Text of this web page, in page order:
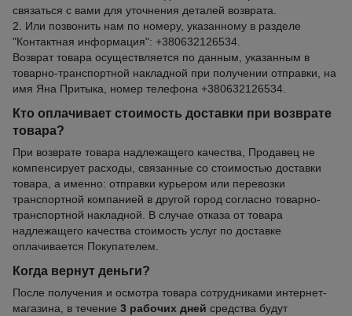
связаться с вами для уточнения деталей возврата.
2. Или позвонить нам по номеру, указанному в разделе
"Контактная информация": +380632126534.
Возврат товара осуществляется по данным, указанным в
товарно-транспортной накладной при получении отправки, на
имя Яна Притыка, номер телефона +380632126534.
Кто оплачивает стоимость доставки при возврате
товара?
При возврате товара надлежащего качества, Продавец не
компенсирует расходы, связанные со стоимостью доставки
товара, а именно: отправки курьером или перевозки
транспортной компанией в другой город согласно товарно-
транспортной накладной. В случае отказа от товара
надлежащего качества стоимость услуг по доставке
оплачивается Покупателем.
Когда вернут деньги?
После получения и осмотра товара сотрудниками интернет-
магазина, в течение 3 рабочих дней средства будут